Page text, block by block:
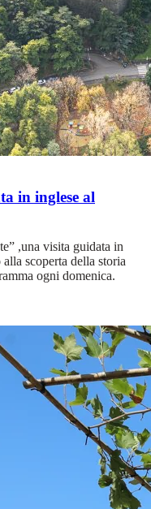
in inglese al
,una visita guidata in
scoperta della storia
ogni domenica.